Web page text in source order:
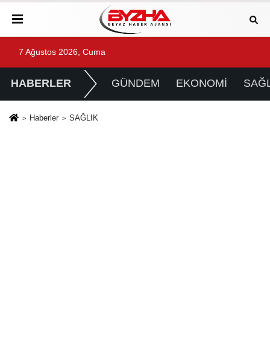
7 Ağustos 2026, Cuma
HABERLER GÜNDEM EKONOMİ
Haberler SAĞLIK